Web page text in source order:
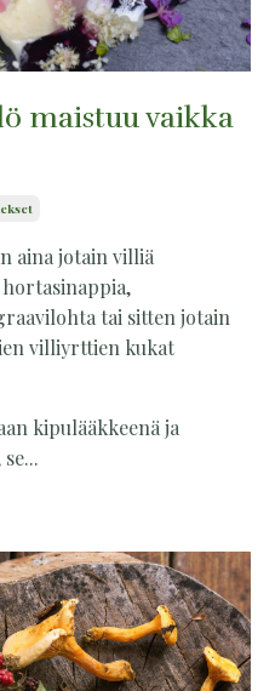
maistuu vaikka
aina jotain villiä
hortasinappia,
tai sitten jotain
villiyrttien kukat
kipulääkkeenä ja